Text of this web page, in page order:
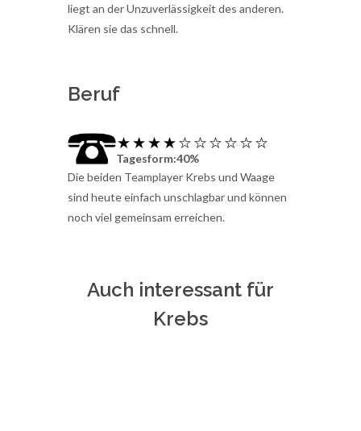
liegt an der Unzuverlässigkeit des anderen.
Klären sie das schnell.
Beruf
Tagesform:40%
Die beiden Teamplayer Krebs und Waage
sind heute einfach unschlagbar und können
noch viel gemeinsam erreichen.
Auch interessant für
Krebs